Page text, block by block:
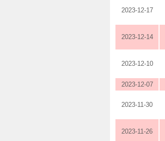
2023-12-17
2023-12-14
2023-12-10
2023-12-07
2023-11-30
2023-11-26